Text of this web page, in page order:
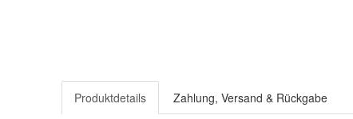
Produktdetails Zahlung, Versand & Rückgabe